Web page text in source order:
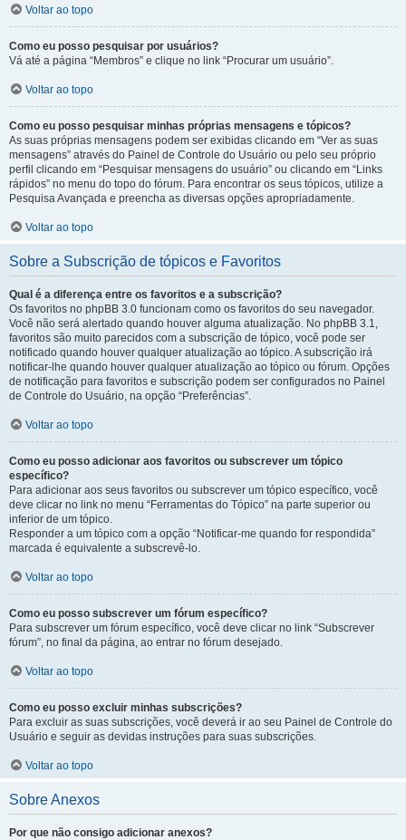
Voltar ao topo
Como eu posso pesquisar por usuários?
Vá até a página “Membros” e clique no link “Procurar um usuário”.
Voltar ao topo
Como eu posso pesquisar minhas próprias mensagens e tópicos?
As suas próprias mensagens podem ser exibidas clicando em “Ver as suas
mensagens” através do Painel de Controle do Usuário ou pelo seu próprio
perfil clicando em “Pesquisar mensagens do usuário” ou clicando em “Links
rápidos” no menu do topo do fórum. Para encontrar os seus tópicos, utilize a
Pesquisa Avançada e preencha as diversas opções apropriadamente.
Voltar ao topo
Sobre a Subscrição de tópicos e Favoritos
Qual é a diferença entre os favoritos e a subscrição?
Os favoritos no phpBB 3.0 funcionam como os favoritos do seu navegador.
Você não será alertado quando houver alguma atualização. No phpBB 3.1,
favoritos são muito parecidos com a subscrição de tópico, você pode ser
notificado quando houver qualquer atualização ao tópico. A subscrição irá
notificar-lhe quando houver qualquer atualização ao tópico ou fórum. Opções
de notificação para favoritos e subscrição podem ser configurados no Painel
de Controle do Usuário, na opção “Preferências”.
Voltar ao topo
Como eu posso adicionar aos favoritos ou subscrever um tópico
específico?
Para adicionar aos seus favoritos ou subscrever um tópico específico, você
deve clicar no link no menu “Ferramentas do Tópico” na parte superior ou
inferior de um tópico.
Responder a um tópico com a opção “Notificar-me quando for respondida”
marcada é equivalente a subscrevê-lo.
Voltar ao topo
Como eu posso subscrever um fórum específico?
Para subscrever um fórum específico, você deve clicar no link “Subscrever
fórum”, no final da página, ao entrar no fórum desejado.
Voltar ao topo
Como eu posso excluir minhas subscrições?
Para excluir as suas subscrições, você deverá ir ao seu Painel de Controle do
Usuário e seguir as devidas instruções para suas subscrições.
Voltar ao topo
Sobre Anexos
Por que não consigo adicionar anexos?